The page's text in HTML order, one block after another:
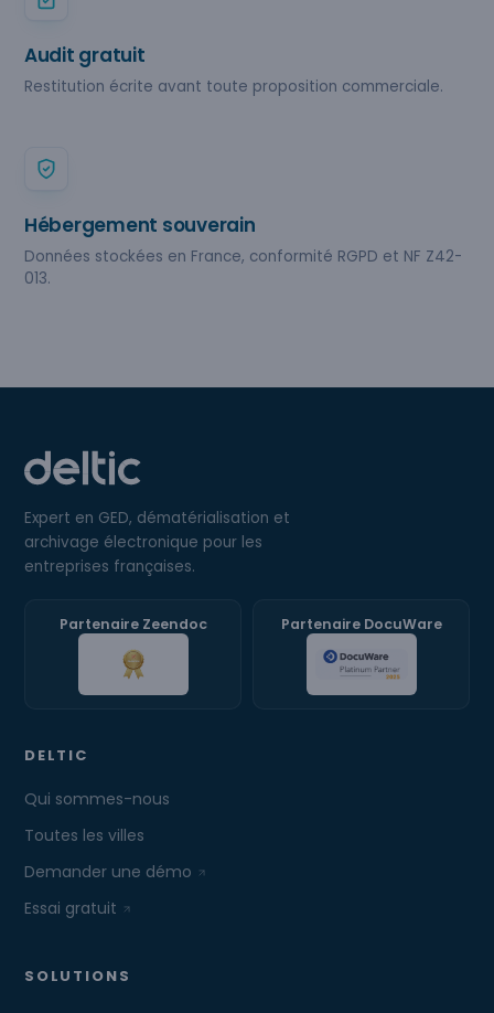
Audit gratuit
Restitution écrite avant toute proposition commerciale.
Hébergement souverain
Données stockées en France, conformité RGPD et NF Z42-
013.
Expert en GED, dématérialisation et
archivage électronique pour les
entreprises françaises.
Partenaire Zeendoc Partenaire DocuWare
DELTIC
Qui sommes-nous
Toutes les villes
Demander une démo
Essai gratuit
SOLUTIONS